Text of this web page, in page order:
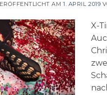
AM 1. APRIL 2019
X-